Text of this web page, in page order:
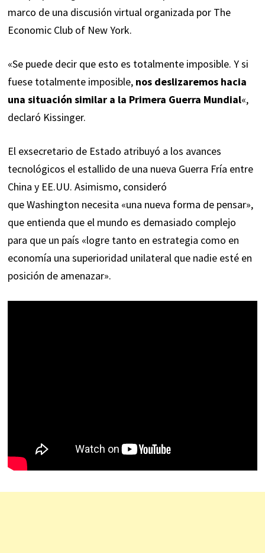
marco de una discusión virtual organizada por The
Economic Club of New York.
«Se puede decir que esto es totalmente imposible. Y si
fuese totalmente imposible, nos deslizaremos hacia
una situación similar a la Primera Guerra Mundial«,
declaró Kissinger.
El exsecretario de Estado atribuyó a los avances
tecnológicos el estallido de una nueva Guerra Fría entre
China y EE.UU. Asimismo, consideró
que Washington necesita «una nueva forma de pensar»,
que entienda que el mundo es demasiado complejo
para que un país «logre tanto en estrategia como en
economía una superioridad unilateral que nadie esté en
posición de amenazar».